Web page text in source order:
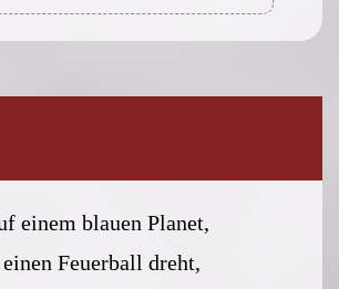
einem blauen Planet,
Feuerball dreht,